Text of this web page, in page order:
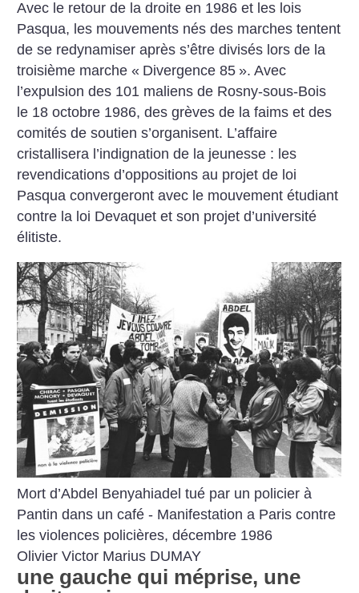
Avec le retour de la droite en 1986 et les lois
Pasqua, les mouvements nés des marches tentent
de se redynamiser après s’être divisés lors de la
troisième marche « Divergence 85 ». Avec
l’expulsion des 101 maliens de Rosny-sous-Bois
le 18 octobre 1986, des grèves de la faims et des
comités de soutien s’organisent. L’affaire
cristallisera l’indignation de la jeunesse : les
revendications d’oppositions au projet de loi
Pasqua convergeront avec le mouvement étudiant
contre la loi Devaquet et son projet d’université
élitiste.
Mort d’Abdel Benyahiadel tué par un policier à
Pantin dans un café - Manifestation a Paris contre
les violences policières, décembre 1986
Olivier Victor Marius DUMAY
une gauche qui méprise, une